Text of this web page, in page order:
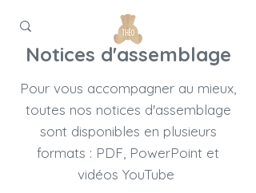
Notices d'assemblage
Pour vous accompagner au mieux,
toutes nos notices d'assemblage
sont disponibles en plusieurs
formats : PDF, PowerPoint et
vidéos YouTube